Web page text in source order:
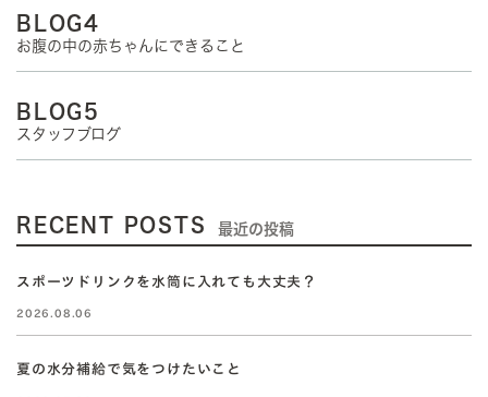
BLOG4
お腹の中の赤ちゃんにできること
BLOG5
スタッフブログ
RECENT POSTS 最近の投稿
スポーツドリンクを水筒に入れても大丈夫？
2026.08.06
夏の水分補給で気をつけたいこと